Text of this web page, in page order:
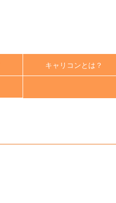
キャリコンとは？